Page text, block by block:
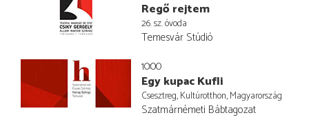
Regő rejtem
26. sz. óvoda
Temesvár Stúdió
10:00
Egy kupac Kufli
Csesztreg, Kultúrotthon, Magyarország
Szatmárnémeti Bábtagozat